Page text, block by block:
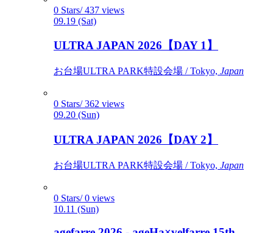
0 Stars/ 437 views
09.19 (Sat)
ULTRA JAPAN 2026【DAY 1】
お台場ULTRA PARK特設会場 / Tokyo, Japan
0 Stars/ 362 views
09.20 (Sun)
ULTRA JAPAN 2026【DAY 2】
お台場ULTRA PARK特設会場 / Tokyo, Japan
0 Stars/ 0 views
10.11 (Sun)